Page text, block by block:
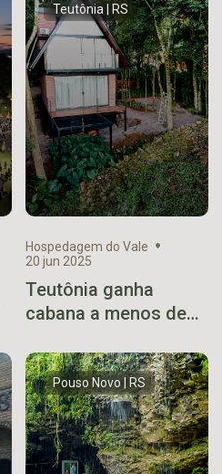
Teutônia | RS
Hospedagem do Vale
20 jun 2025
Teutônia ganha
cabana a menos de
Lagoa da Harmonia
Pouso Novo | RS